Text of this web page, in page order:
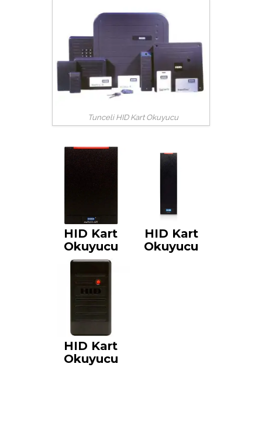
Tunceli HID Kart Okuyucu
HID Kart
Okuyucu
HID Kart
Okuyucu
HID Kart
Okuyucu